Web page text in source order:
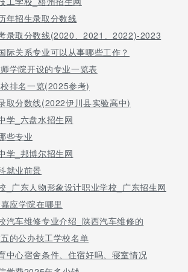
年招生录取分数线
录取分数线(2020、2021、2022)-2023
际关系专业可以从事哪些工作？
学院开设的专业一览表
排名一览(2025参考)
取分数线(2022伊川县实验高中)
学_六盘水招生网
些专业
学_邦博尔招生网
就业前景
_广东人物形象设计职业学校_广东招生网
应学院在哪里
汽车维修专业介绍_陕西汽车维修的
的公办技工学校名单
中心宿舍条件、住宿好吗、寝室情况